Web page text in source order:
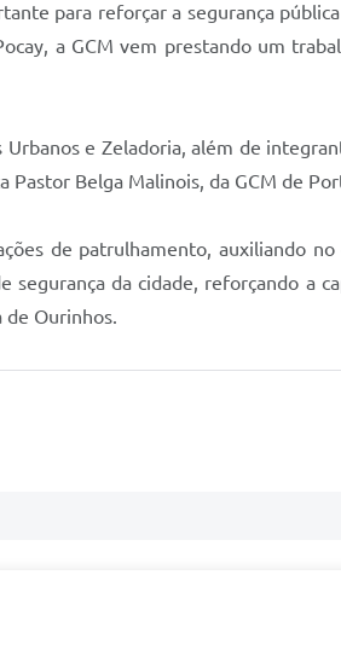
para reforçar a segurança
a GCM vem prestando um
e Zeladoria, além de
Pastor Belga Malinois, da GCM de
de patrulhamento, auxiliando no
da cidade, reforçando a
de Ourinhos.